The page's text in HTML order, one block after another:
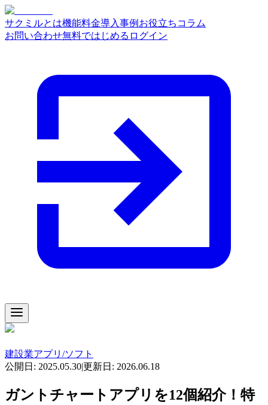
サクミルとは機能料金導入事例 お役立ちコラム
お問い合わせ無料ではじめる ログイン
建設業アプリ/ソフト
公開日: 2025.05.30|更新日: 2026.06.18
ガントチャートアプリを12個紹介！特